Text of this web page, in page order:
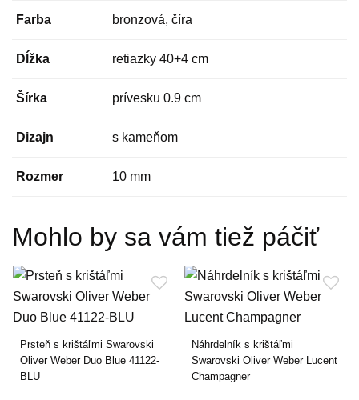
Farba bronzová, číra
Dĺžka retiazky 40+4 cm
Šírka prívesku 0.9 cm
Dizajn s kameňom
Rozmer 10 mm
Mohlo by sa vám tiež páčiť
Prsteň s krištáľmi Swarovski
Oliver Weber Duo Blue 41122-
BLU
Náhrdelník s krištáľmi
Swarovski Oliver Weber Lucent
Champagner